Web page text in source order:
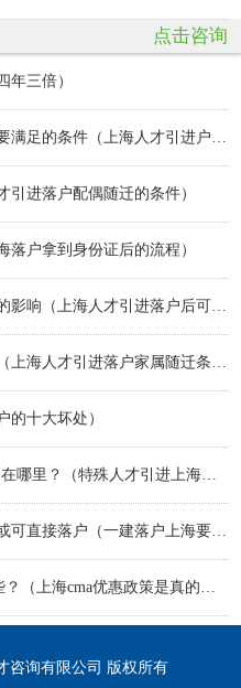
点击咨询
年三倍）
引进落户配偶随迁的条件）
落户拿到身份证后的流程）
的十大坏处）
咨询有限公司 版权所有